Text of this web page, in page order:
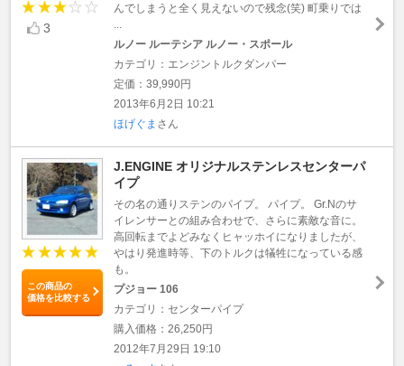
3
んでしまうと全く見えないので残念(笑) 町乗りでは
ルノー ルーテシア ルノー・スポール
カテゴリ：エンジントルクダンパー
定価：39,990円
2013年6月2日 10:21
ほげぐま さん
この商品の
価格を比較する
J.ENGINE オリジナルステンレスセンターパ
イプ
その名の通りステンのパイプ。 パイプ。 Gr.Nのサ
イレンサーとの組み合わせで、さらに素敵な音に。
高回転までよどみなくヒャッホイになりましたが、
やはり発進時等、下のトルクは犠牲になっている感
も。
プジョー 106
カテゴリ：センターパイプ
購入価格：26,250円
2012年7月29日 19:10